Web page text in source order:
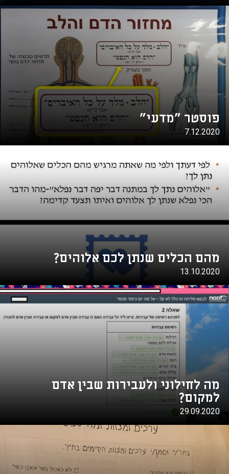
פוסטר "מדעי"
7.12.2020
מהם הכלים שנתן לכם אלוהים?
13.10.2020
מה לחילוני ולעבירות שבין אדם
למקום?
29.09.2020